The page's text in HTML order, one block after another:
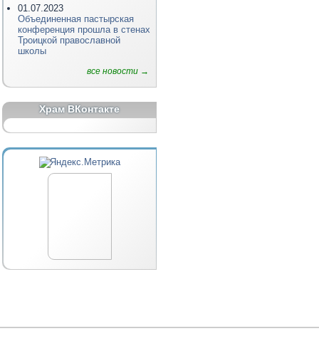
01.07.2023
Объединенная пастырская
конференция прошла в стенах
Троицкой православной
школы
все новости →
Храм ВКонтакте